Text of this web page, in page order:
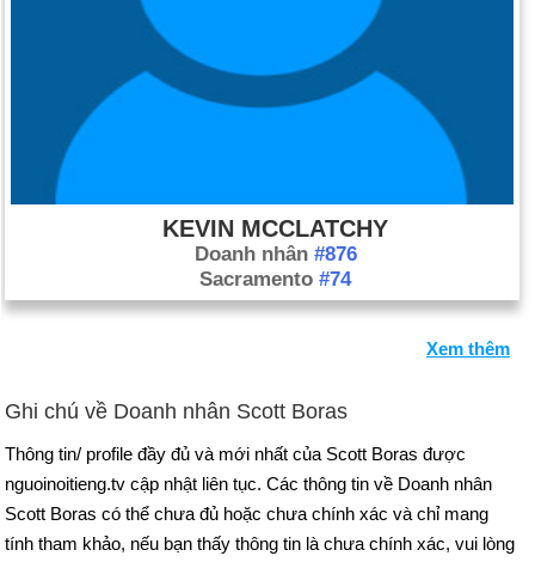
KEVIN MCCLATCHY
Doanh nhân #876
Sacramento #74
Xem thêm
Ghi chú về Doanh nhân Scott Boras
Thông tin/ profile đầy đủ và mới nhất của Scott Boras được
nguoinoitieng.tv cập nhật liên tục. Các thông tin về Doanh nhân
Scott Boras có thể chưa đủ hoặc chưa chính xác và chỉ mang
tính tham khảo, nếu bạn thấy thông tin là chưa chính xác, vui lòng